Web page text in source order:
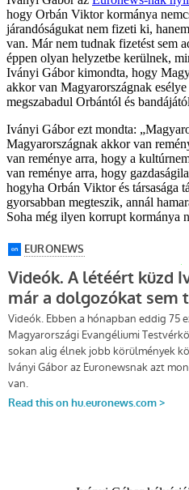
hogy Orbán Viktor kormánya
járandóságukat nem fizeti ki,
van. Már nem tudnak fizetést sem
éppen olyan helyzetbe kerülnek,
Iványi Gábor kimondta, hogy
akkor van Magyarországnak
megszabadul Orbántól és
Iványi Gábor ezt mondta:
Magyarországnak akkor van
van reménye arra, hogy a
van reménye arra, hogy
hogyha Orbán Viktor és társasága
gyorsabban megteszik, annál
Soha még ilyen korrupt kormánya